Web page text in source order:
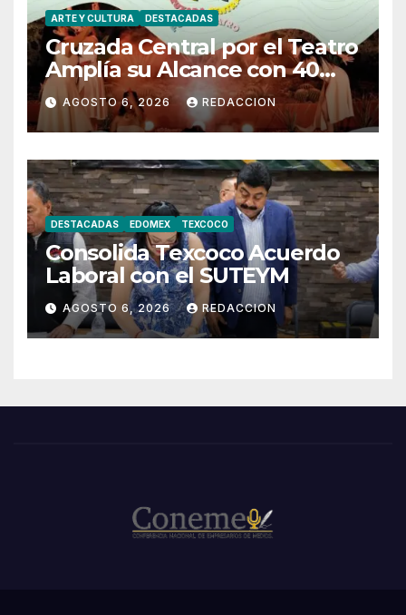
ARTE Y CULTURA DESTACADAS
Cruzada Central por el Teatro
Amplía su Alcance con 40
Días de Actividades
AGOSTO 6, 2026 REDACCION
DESTACADAS EDOMEX TEXCOCO
Consolida Texcoco Acuerdo
Laboral con el SUTEYM
AGOSTO 6, 2026 REDACCION